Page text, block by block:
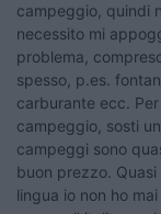
campeggio, quindi
necessito mi
problema,
spesso, p.es.
carburante ecc.
campeggio, sosti
campeggi sono
buon prezzo.
lingua io non ho